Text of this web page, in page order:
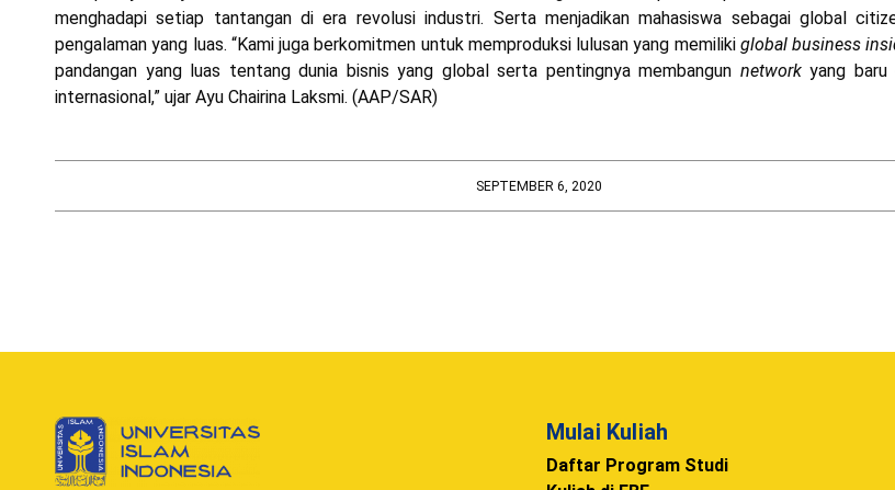
menghadapi setiap tantangan di era revolusi industri. Serta menjadikan mahasiswa sebagai global
pengalaman yang luas. “Kami juga berkomitmen untuk memproduksi lulusan yang memiliki global business
pandangan yang luas tentang dunia bisnis yang global serta pentingnya membangun networkyang baru
internasional,” ujar Ayu Chairina Laksmi. (AAP/SAR)
SEPTEMBER 6, 2020
Mulai Kuliah
Daftar Program Studi